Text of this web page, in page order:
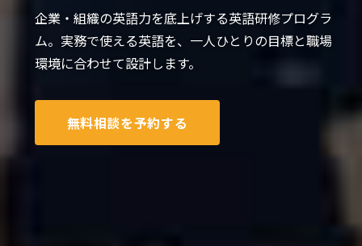
企業・組織の英語力を底上げする英語研修プログラ
ム。実務で使える英語を、一人ひとりの目標と職場
環境に合わせて設計します。
無料相談を予約する